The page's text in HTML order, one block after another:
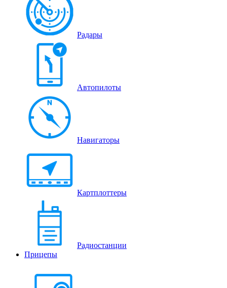
Радары
Автопилоты
Навигаторы
Картплоттеры
Радиостанции
Прицепы